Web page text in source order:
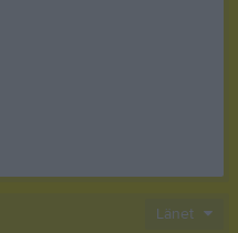
Länet